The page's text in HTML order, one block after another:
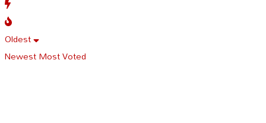
Oldest
NewestMost Voted